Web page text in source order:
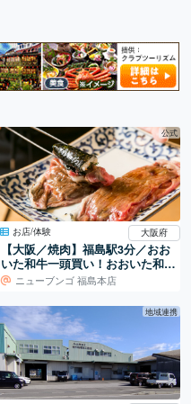
公式
お店/体験 大阪府
【大阪／焼肉】福島駅3分／おお
いた和牛一頭買い！おおいた和牛
専門焼肉店。
ニューブンゴ 福島本店
地域連携